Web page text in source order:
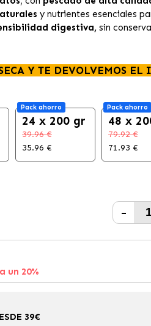
y nutrientes esenciales
digestiva, sin
Y TE DEVOLVEMOS EL
Pack ahorro
24 x 200 gr
39.96 €
35.96 €
Pack ahorro
48 x
79.92 €
71.93 €
-
un 20%
39€